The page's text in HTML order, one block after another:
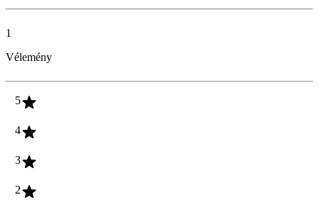
1
Vélemény
5
4
3
2